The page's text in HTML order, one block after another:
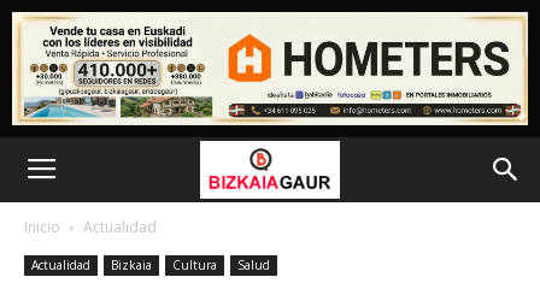
Inicio Actualidad
Actualidad Bizkaia Cultura Salud